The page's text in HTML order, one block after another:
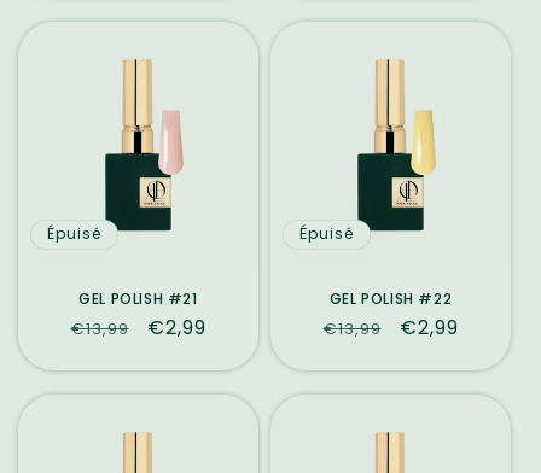
Épuisé
GEL POLISH #21
Prix
€13,99
Prix
promotionnel
€2,99
Épuisé
GEL POLISH #22
Prix
€13,99
Prix
€2,99